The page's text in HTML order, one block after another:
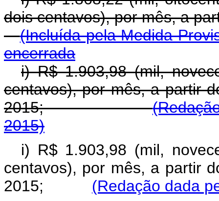
dois centavos), por mês, a
(Incluída pela Medida
encerrada
i) R$ 1.903,98 (mil,
centavos), por mês, a partir
2015;
2015)
i) R$ 1.903,98 (mil,
centavos), por mês, a partir
2015; (Redação dada